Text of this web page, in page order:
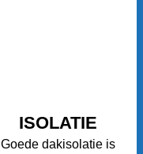
ISOLATIE
Goede dakisolatie is